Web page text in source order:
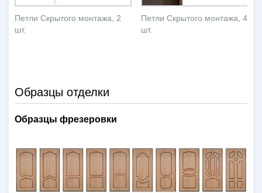
Петли Скрытого монтажа, 2
шт.
Петли Скрытого монтажа, 4
шт.
Образцы отделки
Образцы фрезеровки